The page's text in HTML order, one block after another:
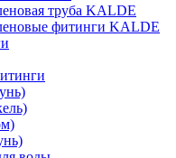
труба KALDE
фитинги KALDE